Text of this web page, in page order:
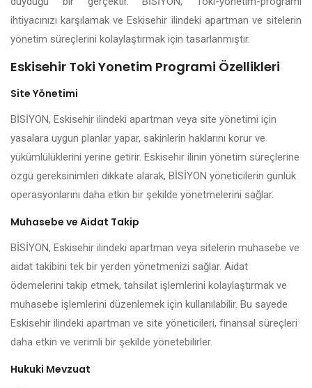
ihtiyacınızı karşılamak ve Eskisehir ilindeki apartman ve sitelerin
yönetim süreçlerini kolaylaştırmak için tasarlanmıştır.
Eskisehir Toki Yonetim Programi Özellikleri
Site Yönetimi
BİSİYON, Eskisehir ilindeki apartman veya site yönetimi için
yasalara uygun planlar yapar, sakinlerin haklarını korur ve
yükümlülüklerini yerine getirir. Eskisehir ilinin yönetim süreçlerine
özgü gereksinimleri dikkate alarak, BİSİYON yöneticilerin günlük
operasyonlarını daha etkin bir şekilde yönetmelerini sağlar.
Muhasebe ve Aidat Takip
BİSİYON, Eskisehir ilindeki apartman veya sitelerin muhasebe ve
aidat takibini tek bir yerden yönetmenizi sağlar. Aidat
ödemelerini takip etmek, tahsilat işlemlerini kolaylaştırmak ve
muhasebe işlemlerini düzenlemek için kullanılabilir. Bu sayede
Eskisehir ilindeki apartman ve site yöneticileri, finansal süreçleri
daha etkin ve verimli bir şekilde yönetebilirler.
Hukuki Mevzuat